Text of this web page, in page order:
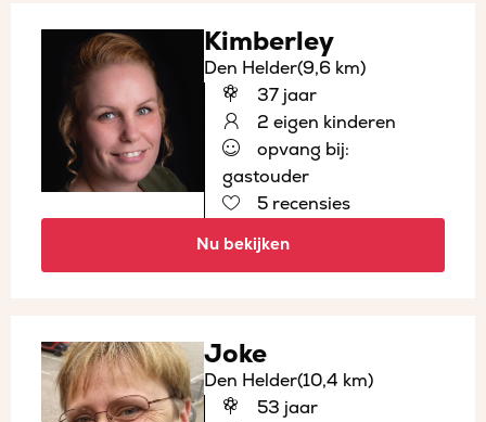
Kimberley
Den Helder(9,6 km)
37 jaar
2 eigen kinderen
opvang bij:
gastouder
5 recensies
Nu bekijken
Joke
Den Helder(10,4 km)
53 jaar